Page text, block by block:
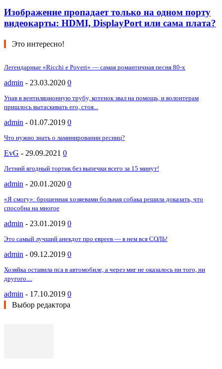
Изображение пропадает только на одном порту
видеокарты: HDMI, DisplayPort или сама плата?
Это интересно!
Легендарные «Ricchi e Poveri» — самая романтичная песня 80-х
admin - 23.03.2020 0
Упав в вентиляционную трубу, котенок звал на помощь, и волонтерам
пришлось вытаскивать его, стоя...
admin - 01.07.2019 0
Что нужно знать о ламинировании ресниц?
EvG - 29.09.2021 0
Летний ягодный тортик без выпечки всего за 15 минут!
admin - 20.01.2020 0
«Я смогу»: брошенная хозяевами больная собака решила доказать, что
способна на многое
admin - 23.01.2019 0
Это самый лучший анекдот про евреев — в нем вся СОЛЬ!
admin - 09.12.2019 0
Хозяйка оставила пса в автомобиле, а через миг не оказалось ни того, ни
другого....
admin - 17.10.2019 0
Выбор редактора